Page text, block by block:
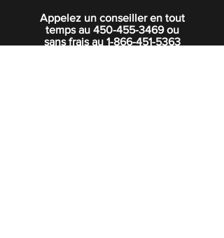
Appelez un conseiller en tout
temps au 450-455-3469ou
sans frais au 1-866-451-5363